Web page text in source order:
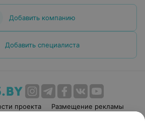
Добавить компанию
Добавить специалиста
проекта
Размещение рекламы